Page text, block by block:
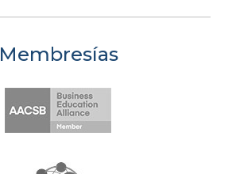
Membresías